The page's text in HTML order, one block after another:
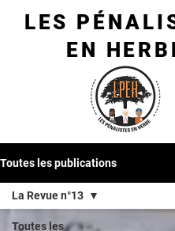
LES
EN
Toutes les publications
Toutes les
La Revue n°13